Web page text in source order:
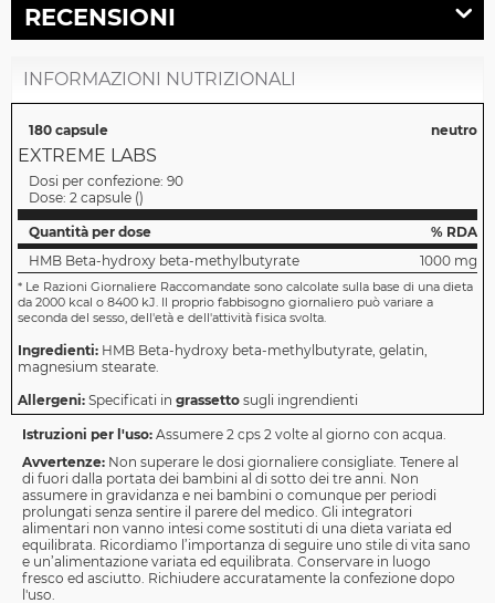
RECENSIONI
INFORMAZIONI NUTRIZIONALI
180 capsule neutro
EXTREME LABS
Dosi per confezione: 90
Dose: 2 capsule ()
Quantità per dose
% RDA
HMB Beta-hydroxy beta-methylbutyrate
1000 mg
* Le Razioni Giornaliere Raccomandate sono calcolate sulla base di una dieta
da 2000 kcal o 8400 kJ. Il proprio fabbisogno giornaliero può variare a
seconda del sesso, dell'età e dell'attività fisica svolta.
Ingredienti: HMB Beta-hydroxy beta-methylbutyrate, gelatin,
magnesium stearate.
Allergeni: Specificati in grassetto sugli ingrendienti
Istruzioni per l'uso: Assumere 2 cps 2 volte al giorno con acqua.
Avvertenze: Non superare le dosi giornaliere consigliate. Tenere al
di fuori dalla portata dei bambini al di sotto dei tre anni. Non
assumere in gravidanza e nei bambini o comunque per periodi
prolungati senza sentire il parere del medico. Gli integratori
alimentari non vanno intesi come sostituti di una dieta variata ed
equilibrata. Ricordiamo l’importanza di seguire uno stile di vita sano
e un’alimentazione variata ed equilibrata. Conservare in luogo
fresco ed asciutto. Richiudere accuratamente la confezione dopo
l'uso.